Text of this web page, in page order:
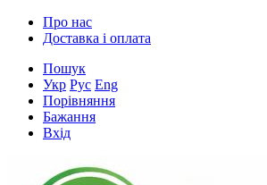
Про нас
Доставка і оплата
Пошук
Укр Рус Eng
Порівняння
Бажання
Вхід